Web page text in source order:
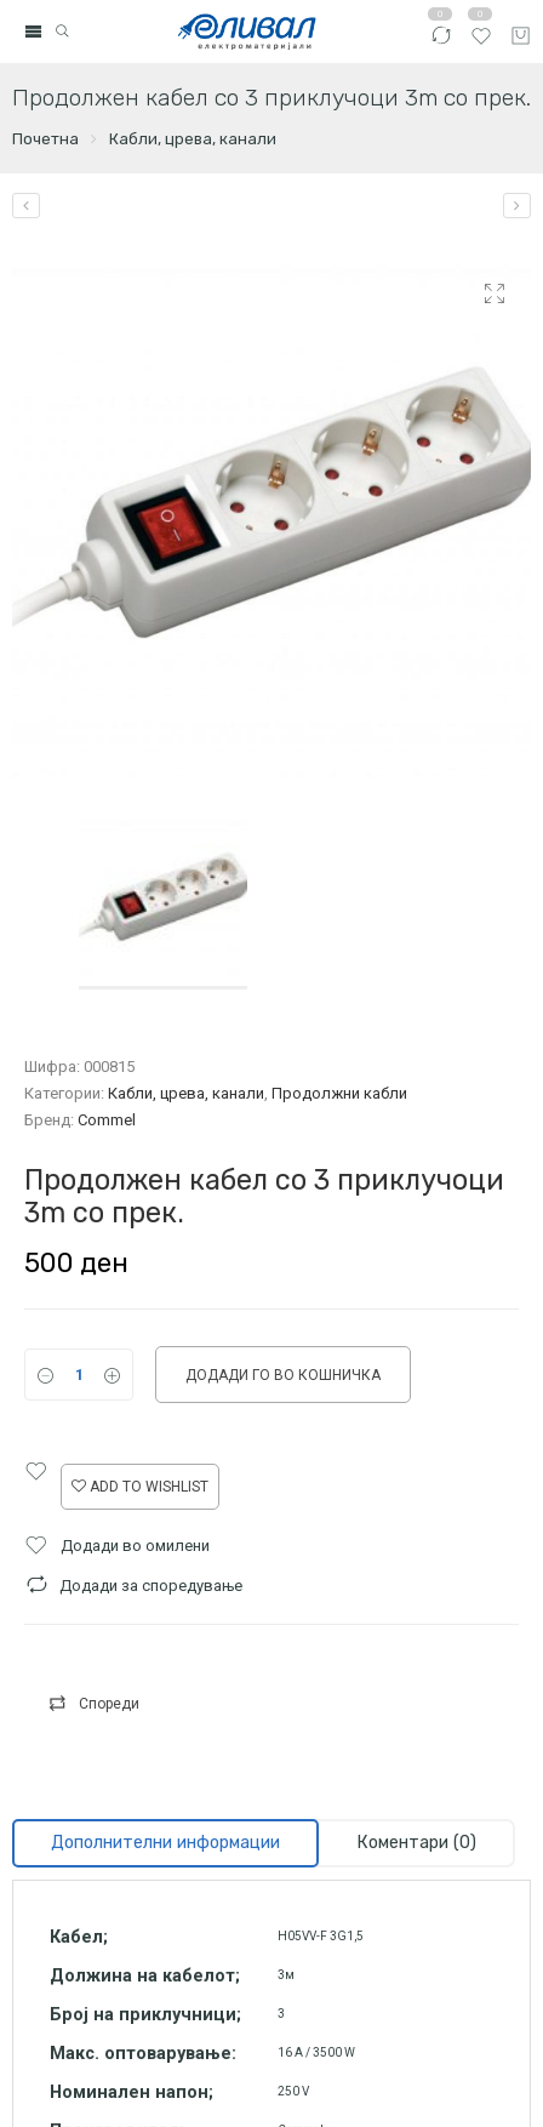
0 0
Продолжен кабел со 3 приклучоци 3m со прек.
Почетна Кабли, црева, канали
Шифра: 000815
Категории: Кабли, црева, канали Продолжни кабли
Бренд: Commel
Продолжен кабел со 3 приклучоци
3m со прек.
500 ден
ДОДАДИ ГО ВО КОШНИЧКА
ADD TO WISHLIST
Додади во омилени
Додади за споредување
Спореди
Дополнителни информации Коментари (0)
Кабел; H05VV-F 3G1,5
Должина на кабелот; 3м
Број на приклучници; 3
Макс. оптоварување: 16 A / 3500 W
Номинален напон; 250 V